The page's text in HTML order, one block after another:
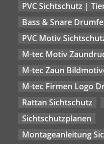
PVC Sichtschutz |
Bass & Snare
PVC Motiv
M-tec Motiv
M-tec Zaun
M-tec Firmen Logo
Rattan Sichtschutz
Sichtschutzplanen
Montageanleitung